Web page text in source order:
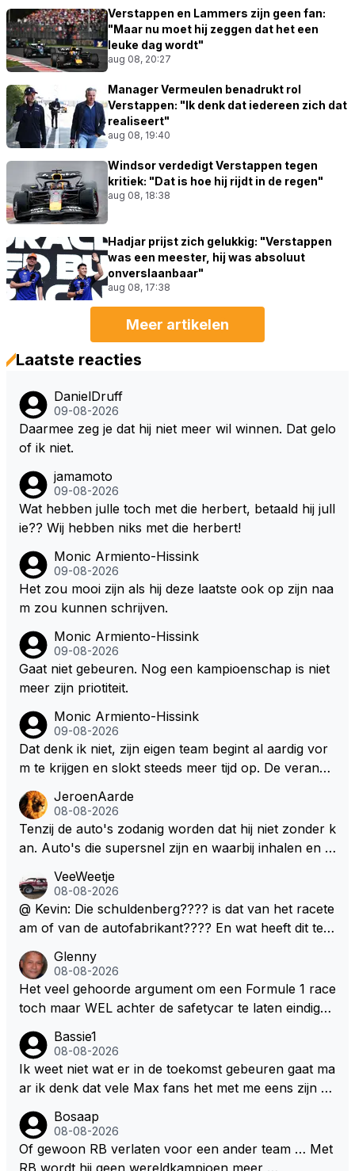
Verstappen en Lammers zijn geen fan:
"Maar nu moet hij zeggen dat het een
leuke dag wordt"
aug 08, 20:27
Manager Vermeulen benadrukt rol
Verstappen: "Ik denk dat iedereen zich dat
realiseert"
aug 08, 19:40
Windsor verdedigt Verstappen tegen
kritiek: "Dat is hoe hij rijdt in de regen"
aug 08, 18:38
Hadjar prijst zich gelukkig: "Verstappen
was een meester, hij was absoluut
onverslaanbaar"
aug 08, 17:38
Meer artikelen
Laatste reacties
DanielDruff
09-08-2026
Daarmee zeg je dat hij niet meer wil winnen. Dat gelo
of ik niet.
jamamoto
09-08-2026
Wat hebben julle toch met die herbert, betaald hij jull
ie?? Wij hebben niks met die herbert!
Monic Armiento-Hissink
09-08-2026
Het zou mooi zijn als hij deze laatste ook op zijn naa
m zou kunnen schrijven.
Monic Armiento-Hissink
09-08-2026
Gaat niet gebeuren. Nog een kampioenschap is niet
meer zijn priotiteit.
Monic Armiento-Hissink
09-08-2026
Dat denk ik niet, zijn eigen team begint al aardig vor
m te krijgen en slokt steeds meer tijd op. De verande
en zullen ben ik bang niet het gewenste effect hebb
en. Mocht het wel zo zijn dan zal het 3 jaar zijn, hoo
guit 5 jaar maar echt niet langer. Vergeet niet, hij hee
em meer plezier gebracht dan de F1 op dit moment.
JeroenAarde
08-08-2026
Tenzij de auto's zodanig worden dat hij niet zonder k
an. Auto's die supersnel zijn en waarbij inhalen en v
ronkende motoren en op de grenzen rijden van de
mogelijkheden. Het ouderwetse racen waarbij de ma
nnen en jongens verdeeld worden. Als deze auto's g
uden dan dat hij op dit moment beweerd. Dan kan hij
zijn talenten en uitzonderlijke klasse laten zien en he
eft daar enorm veel lol aan.
VeeWeetje
08-08-2026
@ Kevin: Die schuldenberg???? is dat van het racete
am of van de autofabrikant???? En wat heeft dit te
ert nu de spindoctor van newey geworden?? Eerlijk
gezegd snap ik de de kop én het artikel niet echt.
Glenny
08-08-2026
Het veel gehoorde argument om een Formule 1 race
toch maar WEL achter de safetycar te laten eindigen
dat men vreest voor een brandstof tekort. Kennelijk
rijden de teams met tot op de liter afgemeten peut...
Bassie1
08-08-2026
Ik weet niet wat er in de toekomst gebeuren gaat ma
ar ik denk dat vele Max fans het met me eens zijn da
zijn als Alonso samen met Max ergens in een vieren
twings uur race samen in een team zouden zitten. D
eze 2 coureurs zouden een fantastisch affiche zijn v
Bosaap
08-08-2026
Of gewoon RB verlaten voor een ander team … Met
RB wordt hij geen wereldkampioen meer …